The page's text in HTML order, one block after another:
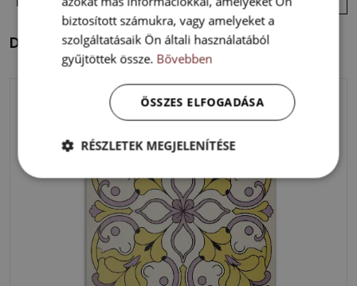
Dekorpanel falra Napos akcentus
biztosított számukra, vagy amelyeket a
szolgáltatásaik Ön általi használatából
gyűjtöttek össze. Bővebben
ÖSSZES ELFOGADÁSA
RÉSZLETEK MEGJELENÍTÉSE